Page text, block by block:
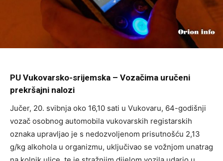
PU Vukovarsko-srijemska – Vozačima uručeni
prekršajni nalozi
Jučer, 20. svibnja oko 16,10 sati u Vukovaru, 64-godišnji
vozač osobnog automobila vukovarskih registarskih
oznaka upravljao je s nedozvoljenom prisutnošću 2,13
g/kg alkohola u organizmu, uključivao se vožnjom unatrag